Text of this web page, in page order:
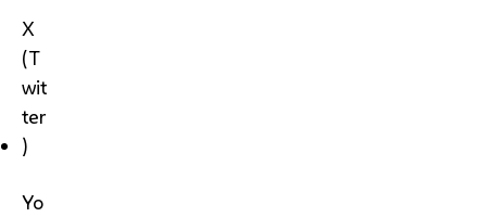
X
(T
wit
ter
)
Yo